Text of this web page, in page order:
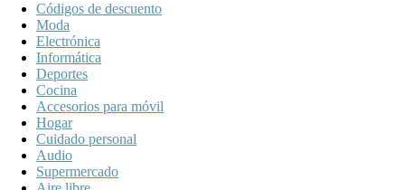
Códigos de descuento
Moda
Electrónica
Informática
Deportes
Cocina
Accesorios para móvil
Hogar
Cuidado personal
Audio
Supermercado